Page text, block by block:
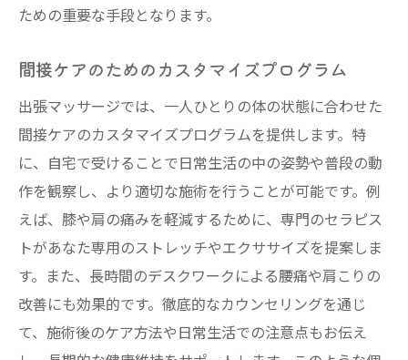
ための重要な手段となります。
間接ケアのためのカスタマイズプログラム
出張マッサージでは、一人ひとりの体の状態に合わせた
間接ケアのカスタマイズプログラムを提供します。特
に、自宅で受けることで日常生活の中の姿勢や普段の動
作を観察し、より適切な施術を行うことが可能です。例
えば、膝や肩の痛みを軽減するために、専門のセラピス
トがあなた専用のストレッチやエクササイズを提案しま
す。また、長時間のデスクワークによる腰痛や肩こりの
改善にも効果的です。徹底的なカウンセリングを通じ
て、施術後のケア方法や日常生活での注意点もお伝え